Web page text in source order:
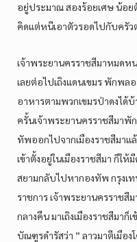
อยู่ประมาณ สองร้อยเศษ น้อ
คิดแต่หนีเอาตัวรอดไปกับครัว
เจ้าพระยานครราชสีมาหมดห
เลยต่อไปเถิงแดนเขมร พักพ
อาหารตามพวกเขมรป่าดงได้บ้
ครั้นเจ้าพระยานครราชสีมาพั
ทัพออกไปจากเมืองราชสีมาแ
เข้าตั้งอยู่ในเมืองราชสีมา ก็ใ
สยามกลับไปหากองทัพ กรุงเ
ราชการ เจ้าพระยานครราชสี
กลางคืน มาเถิงเมืองราชสีมาก็
บัณฑูรดำรัสว่า ” ลาวมาตีเมือ